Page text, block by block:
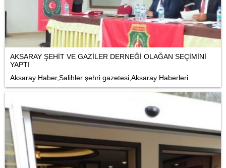
AKSARAY ŞEHİT VE GAZİLER DERNEĞİ OLAĞAN SEÇİMİNİ
YAPTI
Aksaray Haber,Salihler şehri gazetesi,Aksaray Haberleri